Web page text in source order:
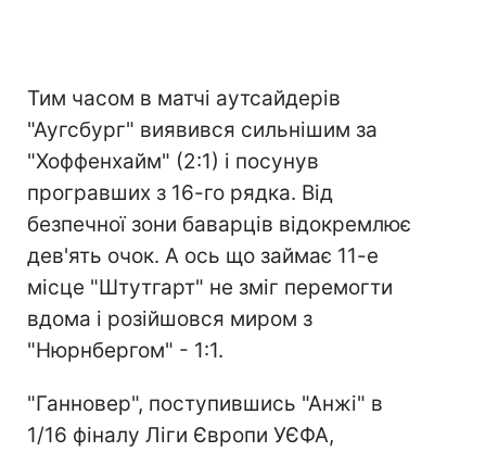
Тим часом в матчі аутсайдерів
"Аугсбург" виявився сильнішим за
"Хоффенхайм" (2:1) і посунув
програвших з 16-го рядка. Від
безпечної зони баварців відокремлює
дев'ять очок. А ось що займає 11-е
місце "Штутгарт" не зміг перемогти
вдома і розійшовся миром з
"Нюрнбергом" - 1:1.
"Ганновер", поступившись "Анжі" в
1/16 фіналу Ліги Європи УЄФА,